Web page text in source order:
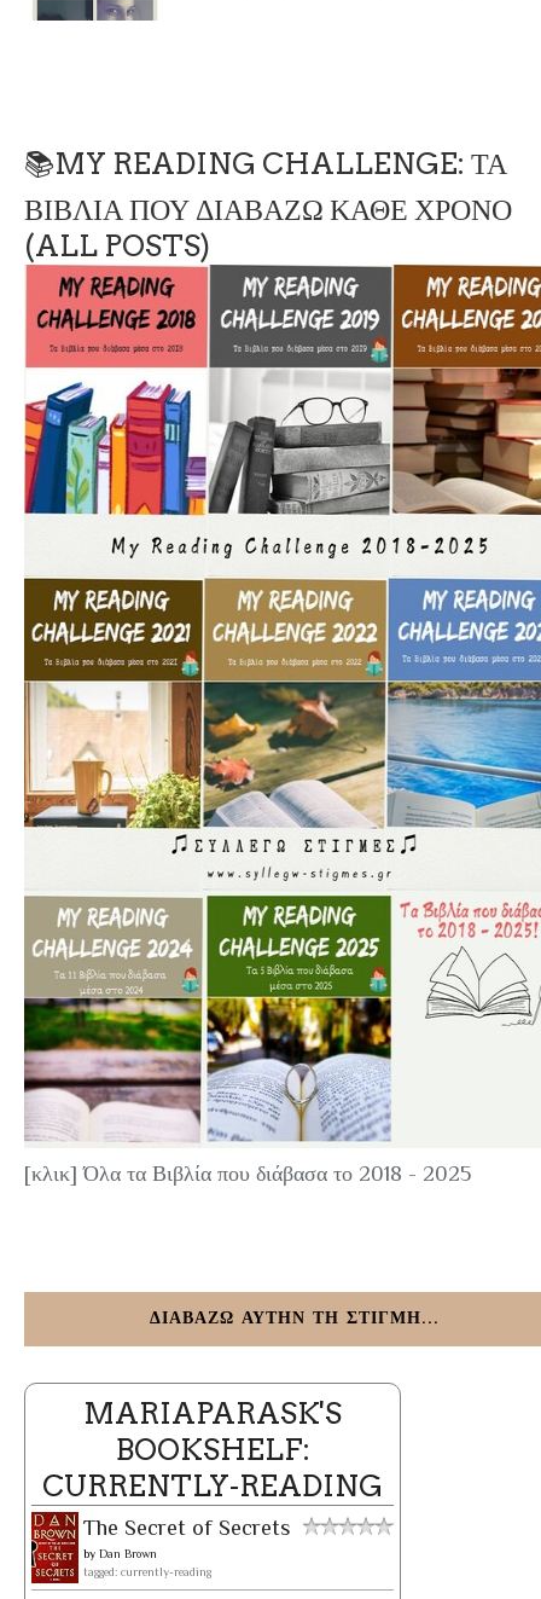
📚MY READING CHALLENGE: ΤΑ
ΒΙΒΛΙΑ ΠΟΥ ΔΙΑΒΑΖΩ ΚΑΘΕ ΧΡΟΝΟ
(ALL POSTS)
[κλικ] Όλα τα Βιβλία που διάβασα το 2018 - 2025
ΔΙΑΒΑΖΩ ΑΥΤΗΝ ΤΗ ΣΤΙΓΜΗ...
MARIAPARASK'S
BOOKSHELF:
CURRENTLY-READING
The Secret of Secrets
by Dan Brown
tagged: currently-reading